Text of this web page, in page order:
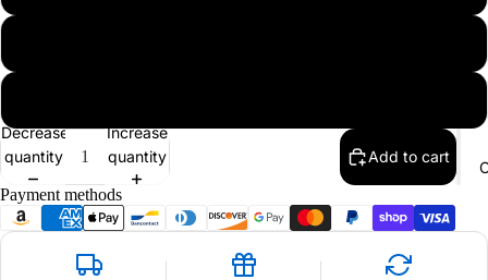
Decrease
quantity
Increase
quantity
Add to cart
Payment methods